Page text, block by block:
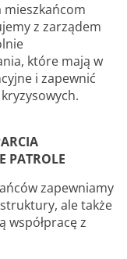
mieszkańcom
z zarządem
które mają w
i zapewnić
PATROLE
zapewniamy
ale także
współpracę z